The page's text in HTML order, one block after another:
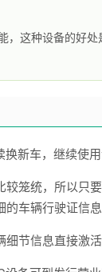
，这种设备的好
新车，继续使
较笼统，所以只
车辆行驶证信
节信息直接激活